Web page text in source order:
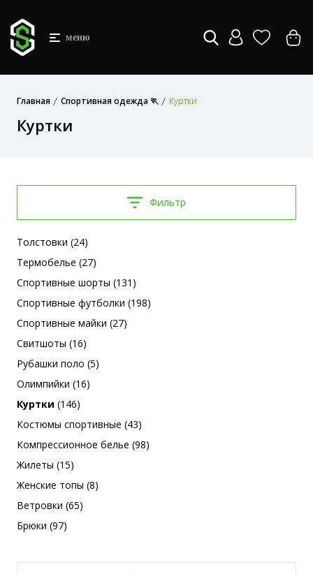
меню
Главная Спортивная одежда 🏃 Куртки
Куртки
Фильтр
Толстовки (24)
Термобелье (27)
Спортивные шорты (131)
Спортивные футболки (198)
Спортивные майки (27)
Свитшоты (16)
Рубашки поло (5)
Олимпийки (16)
Куртки (146)
Костюмы спортивные (43)
Компрессионное белье (98)
Жилеты (15)
Женские топы (8)
Ветровки (65)
Брюки (97)